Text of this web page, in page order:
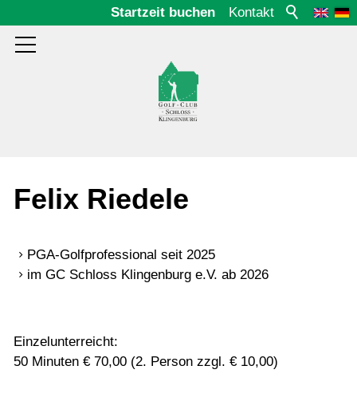
Kontakt
Startzeit buchen
Aktuelles
Gäste
Felix Riedele
PGA-Golfprofessional seit 2025
im GC Schloss Klingenburg e.V. ab 2026
Einzelunterreicht:
50 Minuten € 70,00 (2. Person zzgl. € 10,00)